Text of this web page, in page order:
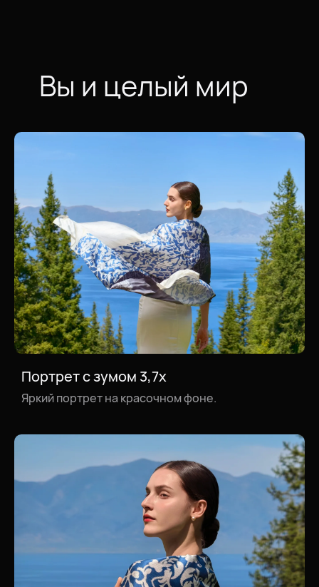
Вы и целый мир
Портрет с зумом 3,7x
Яркий портрет на красочном фоне.
Пейзажи с зумом 3,7x
Захватывающие пейзажные снимки в сумеречном